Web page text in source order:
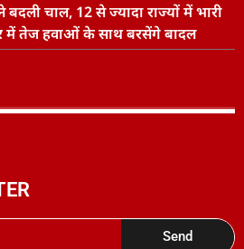
चाल, 12 से ज्यादा राज्यों में भारी
में तेज हवाओं के साथ बरसेंगे बादल
Send